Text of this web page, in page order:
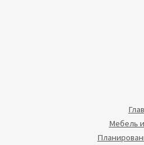
Мебель